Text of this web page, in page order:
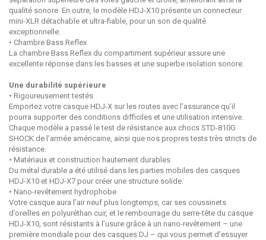
qualité sonore. En outre, le modèle HDJ-X10 présente un connecteur
mini-XLR détachable et ultra-fiable, pour un son de qualité
exceptionnelle.
• Chambre Bass Reflex
La chambre Bass Reflex du compartiment supérieur assure une
excellente réponse dans les basses et une superbe isolation sonore.
Une durabilité supérieure
• Rigoureusement testés
Emportez votre casque HDJ-X sur les routes avec l’assurance qu’il
pourra supporter des conditions difficiles et une utilisation intensive.
Chaque modèle a passé le test de résistance aux chocs STD-810G
SHOCK de l’armée américaine, ainsi que nos propres tests très stricts de
résistance.
• Matériaux et construction hautement durables
Du métal durable a été utilisé dans les parties mobiles des casques
HDJ-X10 et HDJ-X7 pour créer une structure solide.
• Nano-revêtement hydrophobe
Votre casque aura l’air neuf plus longtemps, car ses coussinets
d’oreilles en polyuréthan cuir, et le rembourrage du serre-tête du casque
HDJ-X10, sont résistants à l’usure grâce à un nano-revêtement – une
première mondiale pour des casques DJ – qui vous permet d’essuyer